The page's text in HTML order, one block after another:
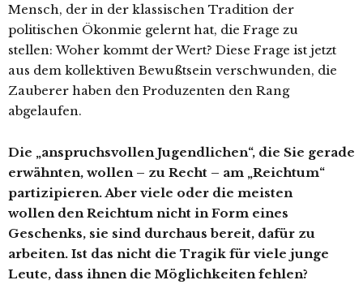
Mensch, der in der klassischen Tradition der
politischen Ökonmie gelernt hat, die Frage zu
stellen: Woher kommt der Wert? Diese Frage ist jetzt
aus dem kollektiven Bewußtsein verschwunden, die
Zauberer haben den Produzenten den Rang
abgelaufen.
Die „anspruchsvollen Jugendlichen“, die Sie gerade
erwähnten, wollen – zu Recht – am „Reichtum“
partizipieren. Aber viele oder die meisten
wollen den Reichtum nicht in Form eines
Geschenks, sie sind durchaus bereit, dafür zu
arbeiten. Ist das nicht die Tragik für viele junge
Leute, dass ihnen die Möglichkeiten fehlen?